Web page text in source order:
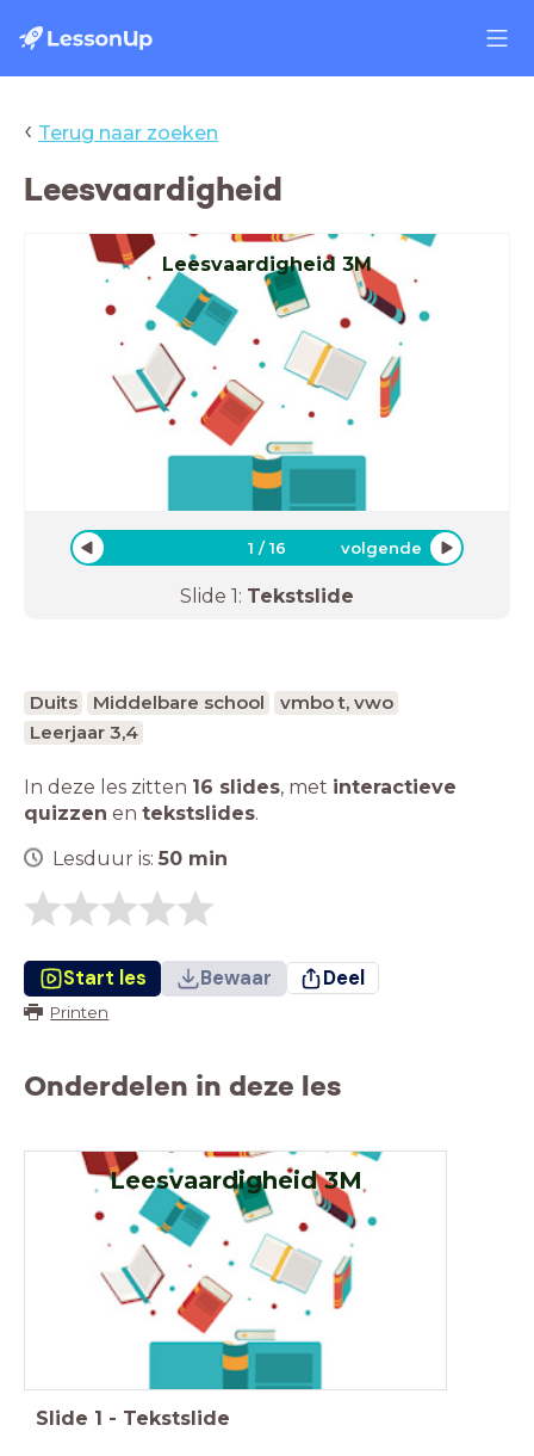
‹ Terug naar zoeken
Leesvaardigheid
Leesvaardigheid 3M
1 /16 volgende
Slide 1: Tekstslide
Duits Middelbare school
vmbo t, vwo
Leerjaar 3,4
In deze les zitten 16 slides, met interactieve
quizzen en tekstslides.
Lesduur is: 50 min
Start les Bewaar Deel
Printen
Onderdelen in deze les
Leesvaardigheid 3M
Slide 1 - Tekstslide